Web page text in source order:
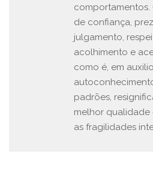
comportamentos.
de confiança,
julgamento,
acolhimento e
como é, em
padrões,
melhor
as fragilidades